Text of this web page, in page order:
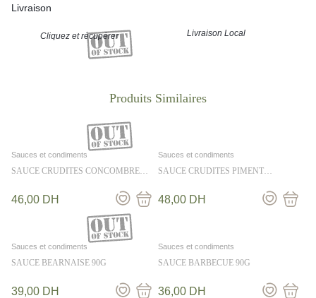
Livraison
Cliquez et récupérer Livraison Local
Sauces et condiments
SAUCE CRUDITES CONCOMBRE
46,00 DH
Sauces et condiments
SAUCE CRUDITES PIMENT
48,00 DH
Sauces et condiments
SAUCE BEARNAISE 90G
39,00 DH
Sauces et condiments
SAUCE BARBECUE 90G
36,00 DH